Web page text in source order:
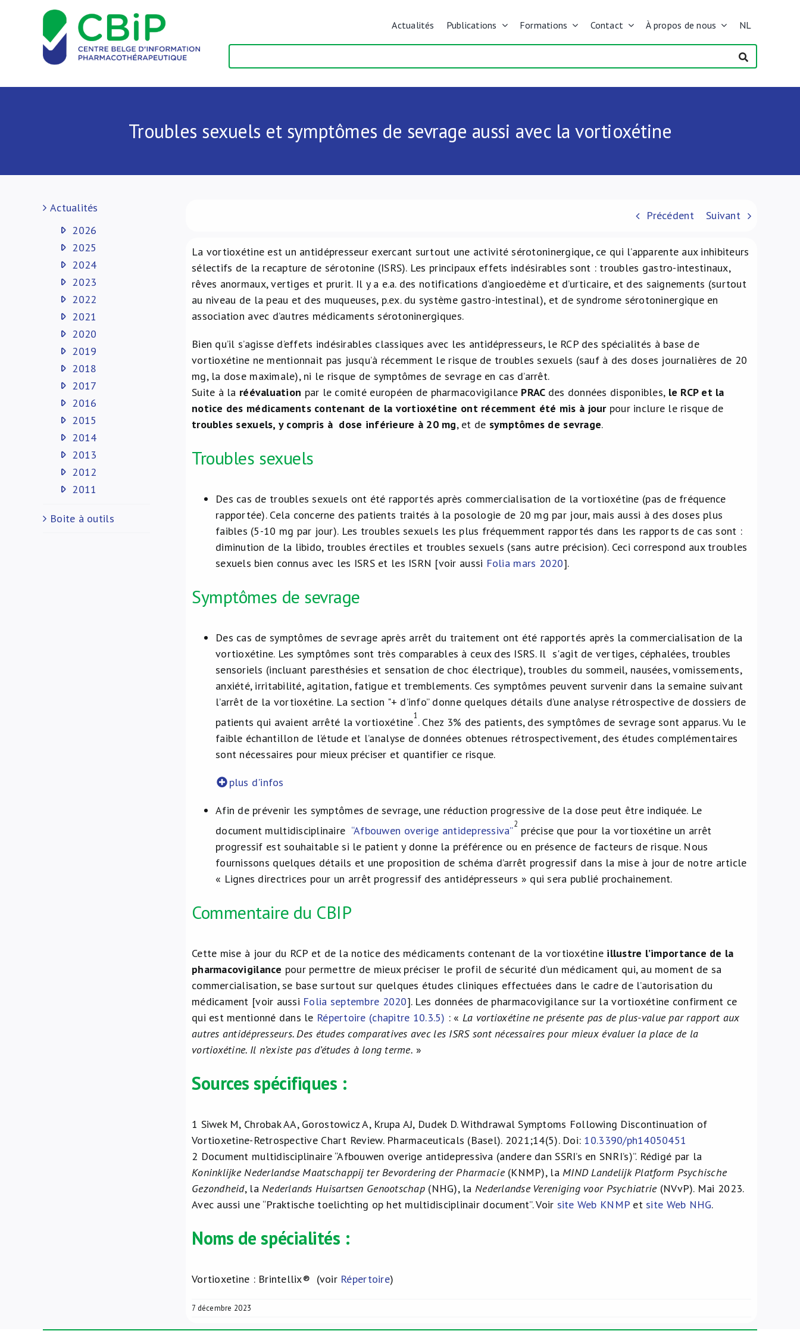
Actualités Publications Formations Contact À propos de nous NL
Troubles sexuels et symptômes de sevrage aussi avec la vortioxétine
Précédent Suivant
La vortioxétine est un antidépresseur exercant surtout une activité sérotoninergique, ce qui l’apparente aux inhibiteurs
sélectifs de la recapture de sérotonine (ISRS). Les principaux effets indésirables sont : troubles gastro-intestinaux,
rêves anormaux, vertiges et prurit. Il y a e.a. des notifications d’angioedème et d’urticaire, et des saignements (surtout
au niveau de la peau et des muqueuses, p.ex. du système gastro-intestinal), et de syndrome sérotoninergique en
association avec d’autres médicaments sérotoninergiques.
Bien qu’il s’agisse d’effets indésirables classiques avec les antidépresseurs, le RCP des spécialités à base de
vortioxétine ne mentionnait pas jusqu’à récemment le risque de troubles sexuels (sauf à des doses journalières de 20
mg, la dose maximale), ni le risque de symptômes de sevrage en cas d’arrêt.
Suite à la réévaluation par le comité européen de pharmacovigilance PRAC des données disponibles, le RCP et la
notice des médicaments contenant de la vortioxétine ont récemment été mis à jourpour inclure le risque de
troubles sexuels, y compris à dose inférieure à 20 mg, et de symptômes de sevrage.
Troubles sexuels
Des cas de troubles sexuels ont été rapportés après commercialisation de la vortioxétine (pas de fréquence
rapportée). Cela concerne des patients traités à la posologie de 20 mg par jour, mais aussi à des doses plus
faibles (5-10 mg par jour). Les troubles sexuels les plus fréquemment rapportés dans les rapports de cas sont :
diminution de la libido, troubles érectiles et troubles sexuels (sans autre précision). Ceci correspond aux troubles
sexuels bien connus avec les ISRS et les ISRN [voir aussi Folia mars 2020].
Symptômes de sevrage
Des cas de symptômes de sevrage après arrêt du traitement ont été rapportés après la commercialisation de la
vortioxétine. Les symptômes sont très comparables à ceux des ISRS. Il s'agit de vertiges, céphalées, troubles
sensoriels (incluant paresthésies et sensation de choc électrique), troubles du sommeil, nausées, vomissements,
anxiété, irritabilité, agitation, fatigue et tremblements. Ces symptômes peuvent survenir dans la semaine suivant
l’arrêt de la vortioxétine. La section "+ d’info” donne quelques détails d’une analyse rétrospective de dossiers de
patients qui avaient arrêté la vortioxétine1 . Chez 3% des patients, des symptômes de sevrage sont apparus. Vu le
faible échantillon de l’étude et l’analyse de données obtenues rétrospectivement, des études complémentaires
sont nécessaires pour mieux préciser et quantifier ce risque.
plus d'infos
Afin de prévenir les symptômes de sevrage, une réduction progressive de la dose peut être indiquée. Le
document multidisciplinaire “Afbouwen overige antidepressiva”2 précise que pour la vortioxétine un arrêt
progressif est souhaitable si le patient y donne la préférence ou en présence de facteurs de risque. Nous
fournissons quelques détails et une proposition de schéma d’arrêt progressif dans la mise à jour de notre article
« Lignes directrices pour un arrêt progressif des antidépresseurs » qui sera publié prochainement.
Commentaire du CBIP
Cette mise à jour du RCP et de la notice des médicaments contenant de la vortioxétine illustre l’importance de la
pharmacovigilance pour permettre de mieux préciser le profil de sécurité d’un médicament qui, au moment de sa
commercialisation, se base surtout sur quelques études cliniques effectuées dans le cadre de l’autorisation du
médicament [voir aussi Folia septembre 2020]. Les données de pharmacovigilance sur la vortioxétine confirment ce
qui est mentionné dans le Répertoire (chapitre 10.3.5) : « La vortioxétine ne présente pas de plus-value par rapport aux
autres antidépresseurs. Des études comparatives avec les ISRS sont nécessaires pour mieux évaluer la place de la
vortioxétine. Il n’existe pas d’études à long terme. »
Sources spécifiques :
1 Siwek M, Chrobak AA, Gorostowicz A, Krupa AJ, Dudek D. Withdrawal Symptoms Following Discontinuation of
Vortioxetine-Retrospective Chart Review. Pharmaceuticals (Basel). 2021;14(5). Doi: 10.3390/ph14050451
2 Document multidisciplinaire “Afbouwen overige antidepressiva (andere dan SSRI’s en SNRI’s)”. Rédigé par la
Koninklijke Nederlandse Maatschappij ter Bevordering der Pharmacie(KNMP), laMIND Landelijk Platform Psychische
Gezondheid, laNederlands Huisartsen Genootschap(NHG), la Nederlandse Vereniging voor Psychiatrie(NVvP). Mai 2023.
Avec aussi une “Praktische toelichting op het multidisciplinair document”. Voir site Web KNMP et site Web NHG.
Noms de spécialités :
Vortioxetine : Brintellix® (voir Répertoire)
7 décembre 2023
Actualités
2026
2025
2024
2023
2022
2021
2020
2019
2018
2017
2016
2015
2014
2013
2012
2011
Boite à outils